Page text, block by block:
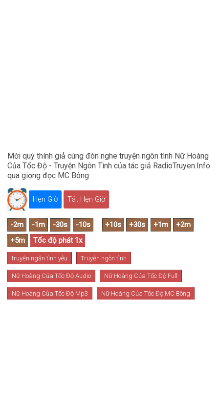
Mời quý thính giả cùng đón nghe truyện ngôn tình Nữ Hoàng
Của Tốc Độ - Truyện Ngôn Tình của tác giả RadioTruyen.Info
qua giọng đọc MC Bông
Hẹn Giờ Tắt Hẹn Giờ
truyện ngắn tình yêu Truyện ngôn tình
Nữ Hoàng Của Tốc Độ Audio Nữ Hoàng Của Tốc Độ Full
Nữ Hoàng Của Tốc Độ Mp3 Nữ Hoàng Của Tốc Độ MC Bông